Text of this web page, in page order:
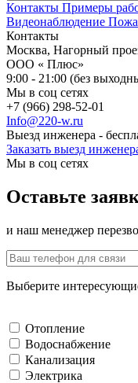
Контакты Примеры
Видеонаблюдение
Контакты
Москва, Нагорный
ООО « Плюс»
9:00 - 21:00 (без
Мы в соц сетях
+7 (966) 298-52-01
Info@220-w.ru
Выезд инженера -
Заказать выезд
Мы в соц сетях
Оставьте
и наш менеджер
Выберите
Отопление
Водоснабжение
Канализация
Электрика